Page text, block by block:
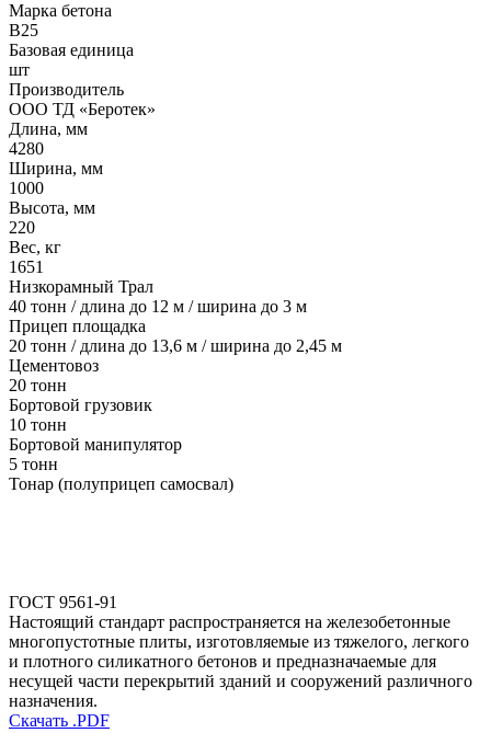
Марка бетона
B25
Базовая единица
шт
Производитель
ООО ТД «Беротек»
Длина, мм
4280
Ширина, мм
1000
Высота, мм
220
Вес, кг
1651
Низкорамный Трал
40 тонн / длина до 12 м / ширина до 3 м
Прицеп площадка
20 тонн / длина до 13,6 м / ширина до 2,45 м
Цементовоз
20 тонн
Бортовой грузовик
10 тонн
Бортовой манипулятор
5 тонн
Тонар (полуприцеп самосвал)
ГОСТ 9561-91
Настоящий стандарт распространяется на железобетонные
многопустотные плиты, изготовляемые из тяжелого, легкого
и плотного силикатного бетонов и предназначаемые для
несущей части перекрытий зданий и сооружений различного
назначения.
Скачать .PDF